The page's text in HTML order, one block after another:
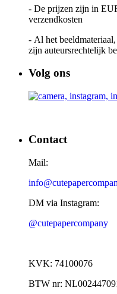
- De prijzen zijn in
verzendkosten
- Al het
zijn auteursrechtelijk
Volg ons
Contact
Mail:
DM via Instagram:
@cutepapercompany
KVK: 74100076
BTW nr: